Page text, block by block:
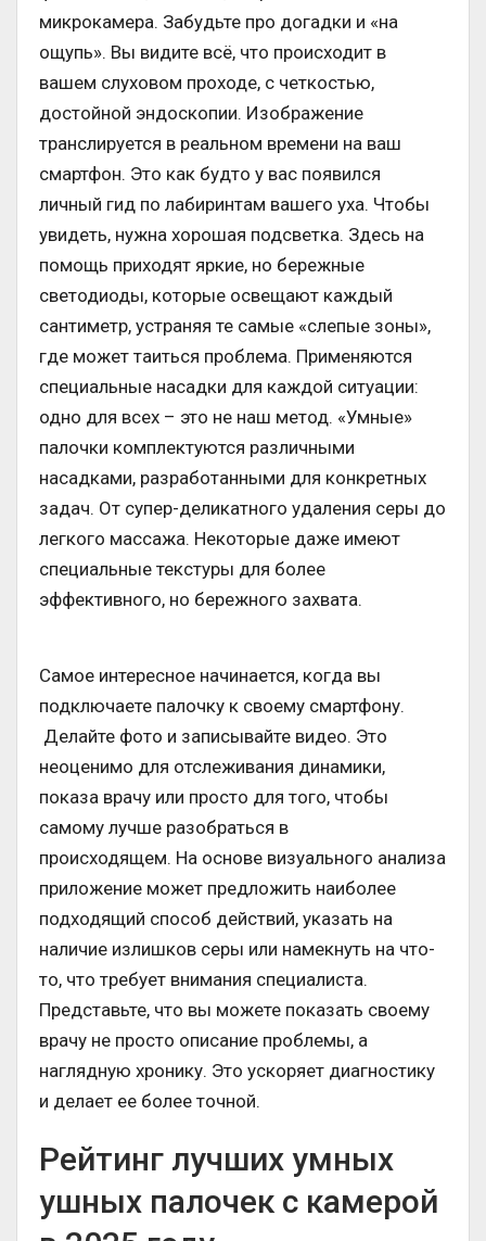
микрокамера. Забудьте про догадки и «на
ощупь». Вы видите всё, что происходит в
вашем слуховом проходе, с четкостью,
достойной эндоскопии. Изображение
транслируется в реальном времени на ваш
смартфон. Это как будто у вас появился
личный гид по лабиринтам вашего уха. Чтобы
увидеть, нужна хорошая подсветка. Здесь на
помощь приходят яркие, но бережные
светодиоды, которые освещают каждый
сантиметр, устраняя те самые «слепые зоны»,
где может таиться проблема. Применяются
специальные насадки для каждой ситуации:
одно для всех – это не наш метод. «Умные»
палочки комплектуются различными
насадками, разработанными для конкретных
задач. От супер-деликатного удаления серы до
легкого массажа. Некоторые даже имеют
специальные текстуры для более
эффективного, но бережного захвата.
Самое интересное начинается, когда вы
подключаете палочку к своему смартфону.
Делайте фото и записывайте видео. Это
неоценимо для отслеживания динамики,
показа врачу или просто для того, чтобы
самому лучше разобраться в
происходящем. На основе визуального анализа
приложение может предложить наиболее
подходящий способ действий, указать на
наличие излишков серы или намекнуть на что-
то, что требует внимания специалиста.
Представьте, что вы можете показать своему
врачу не просто описание проблемы, а
наглядную хронику. Это ускоряет диагностику
и делает ее более точной.
Рейтинг лучших умных
ушных палочек с камерой